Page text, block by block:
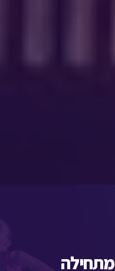
שנת הפעילות 26-27 מתחילה